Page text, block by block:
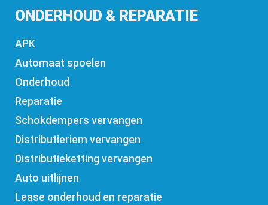
ONDERHOUD & REPARATIE
APK
Automaat spoelen
Onderhoud
Reparatie
Schokdempers vervangen
Distributieriem vervangen
Distributieketting vervangen
Auto uitlijnen
Lease onderhoud en reparatie